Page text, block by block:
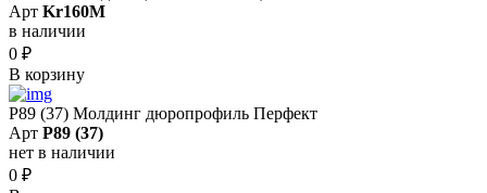
Арт Kr160M
в наличии
0 ₽
В корзину
P89 (37) Молдинг дюропрофиль Перфект
Арт P89 (37)
нет в наличии
0 ₽